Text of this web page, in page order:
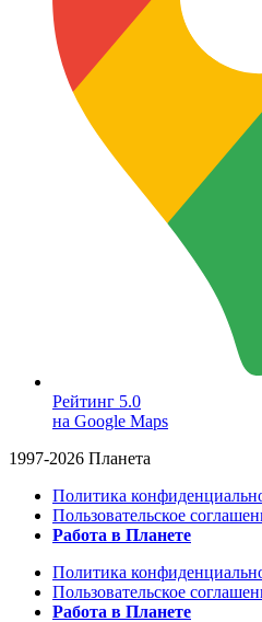
Рейтинг 5.0
на Google Maps
1997-2026 Планета
Политика
Пользовательское
Работа в Планете
Политика
Пользовательское
Работа в Планете